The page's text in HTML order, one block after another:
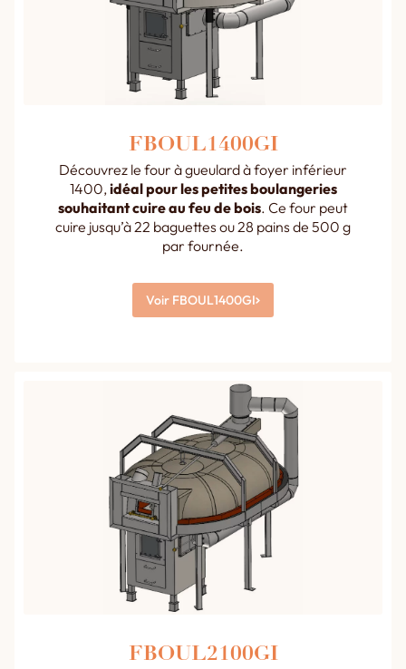
FBOUL1400GI
Découvrez le four à gueulard à foyer inférieur
1400,idéal pour les petites boulangeries
souhaitant cuire au feu de bois. Ce four peut
cuire jusqu’à 22 baguettes ou 28 pains de 500 g
par fournée.
Voir FBOUL1400GI
FBOUL2100GI